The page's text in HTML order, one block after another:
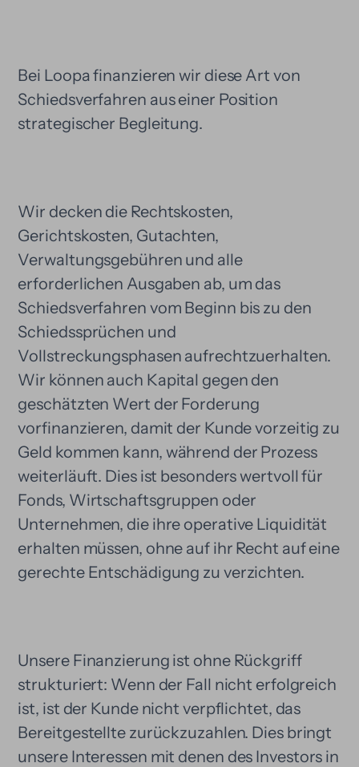
Bei Loopa finanzieren wir diese Art von
Schiedsverfahren aus einer Position
strategischer Begleitung.
Wir decken die Rechtskosten,
Gerichtskosten, Gutachten,
Verwaltungsgebühren und alle
erforderlichen Ausgaben ab, um das
Schiedsverfahren vom Beginn bis zu den
Schiedssprüchen und
Vollstreckungsphasen aufrechtzuerhalten.
Wir können auch Kapital gegen den
geschätzten Wert der Forderung
vorfinanzieren, damit der Kunde vorzeitig zu
Geld kommen kann, während der Prozess
weiterläuft. Dies ist besonders wertvoll für
Fonds, Wirtschaftsgruppen oder
Unternehmen, die ihre operative Liquidität
erhalten müssen, ohne auf ihr Recht auf eine
gerechte Entschädigung zu verzichten.
Unsere Finanzierung ist ohne Rückgriff
strukturiert: Wenn der Fall nicht erfolgreich
ist, ist der Kunde nicht verpflichtet, das
Bereitgestellte zurückzuzahlen. Dies bringt
unsere Interessen mit denen des Investors in